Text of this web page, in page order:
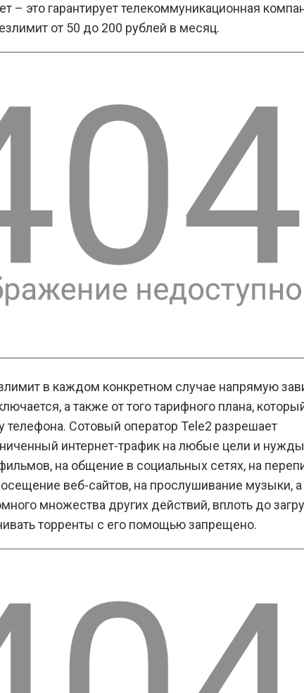
– это гарантирует телекоммуникационная
от 50 до 200 рублей в месяц.
в каждом конкретном случае напрямую
а также от того тарифного плана,
телефона. Сотовый оператор Tele2 разрешает
интернет-трафик на любые цели и
на общение в социальных сетях, на
веб-сайтов, на прослушивание музыки, а
множества других действий, вплоть до
торренты с его помощью запрещено.